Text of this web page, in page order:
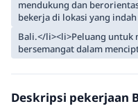
mendukung dan
bekerja di lokasi yang
Bali.</li><li>Peluang untuk
bersemangat dalam
Deskripsi pekerjaan